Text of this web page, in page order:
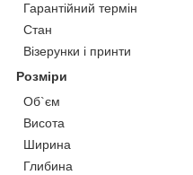
Гарантійний термін
Стан
Візерунки і принти
Розміри
Об`єм
Висота
Ширина
Глибина